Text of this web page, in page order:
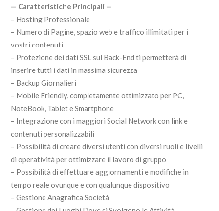
— Caratteristiche Principali —
– Hosting Professionale
– Numero di Pagine, spazio web e traffico illimitati per i
vostri contenuti
– Protezione dei dati SSL sul Back-End ti permetterà di
inserire tutti i dati in massima sicurezza
– Backup Giornalieri
– Mobile Friendly, completamente ottimizzato per PC,
NoteBook, Tablet e Smartphone
– Integrazione con i maggiori Social Network con link e
contenuti personalizzabili
– Possibilità di creare diversi utenti con diversi ruoli e livelli
di operatività per ottimizzare il lavoro di gruppo
– Possibilità di effettuare aggiornamenti e modifiche in
tempo reale ovunque e con qualunque dispositivo
– Gestione Anagrafica Società